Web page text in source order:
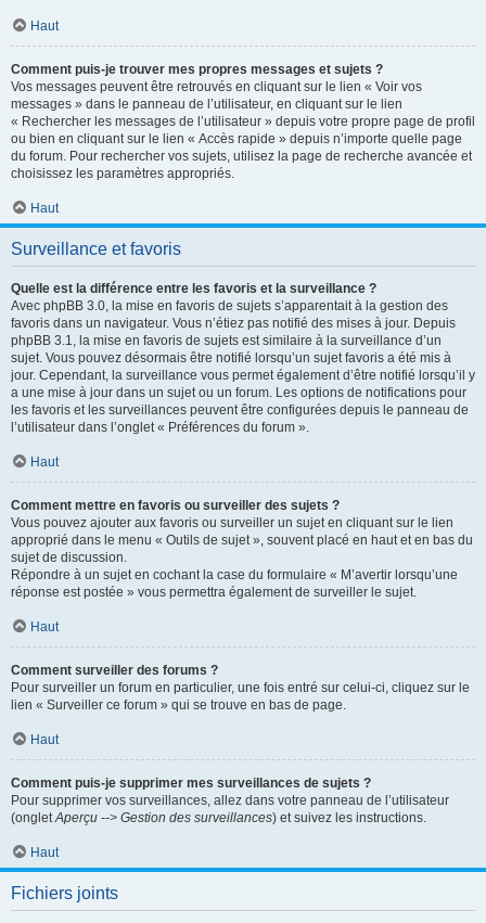
Haut
Comment puis-je trouver mes propres messages et sujets ?
Vos messages peuvent être retrouvés en cliquant sur le lien « Voir vos
messages » dans le panneau de l’utilisateur, en cliquant sur le lien
« Rechercher les messages de l’utilisateur » depuis votre propre page de profil
ou bien en cliquant sur le lien « Accès rapide » depuis n’importe quelle page
du forum. Pour rechercher vos sujets, utilisez la page de recherche avancée et
choisissez les paramètres appropriés.
Haut
Surveillance et favoris
Quelle est la différence entre les favoris et la surveillance ?
Avec phpBB 3.0, la mise en favoris de sujets s’apparentait à la gestion des
favoris dans un navigateur. Vous n’étiez pas notifié des mises à jour. Depuis
phpBB 3.1, la mise en favoris de sujets est similaire à la surveillance d’un
sujet. Vous pouvez désormais être notifié lorsqu’un sujet favoris a été mis à
jour. Cependant, la surveillance vous permet également d’être notifié lorsqu’il y
a une mise à jour dans un sujet ou un forum. Les options de notifications pour
les favoris et les surveillances peuvent être configurées depuis le panneau de
l’utilisateur dans l’onglet « Préférences du forum ».
Haut
Comment mettre en favoris ou surveiller des sujets ?
Vous pouvez ajouter aux favoris ou surveiller un sujet en cliquant sur le lien
approprié dans le menu « Outils de sujet », souvent placé en haut et en bas du
sujet de discussion.
Répondre à un sujet en cochant la case du formulaire « M’avertir lorsqu’une
réponse est postée » vous permettra également de surveiller le sujet.
Haut
Comment surveiller des forums ?
Pour surveiller un forum en particulier, une fois entré sur celui-ci, cliquez sur le
lien « Surveiller ce forum » qui se trouve en bas de page.
Haut
Comment puis-je supprimer mes surveillances de sujets ?
Pour supprimer vos surveillances, allez dans votre panneau de l’utilisateur
(ongletAperçu --> Gestion des surveillances) et suivez les instructions.
Haut
Fichiers joints